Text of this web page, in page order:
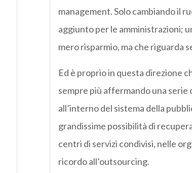
management. Solo cambiando il
aggiunto per le amministrazioni;
mero risparmio, ma che riguarda
Ed è proprio in questa direzione
sempre più affermando una serie
all’interno del sistema della
grandissime possibilità di
centri di servizi condivisi, nelle
ricordo all’outsourcing.